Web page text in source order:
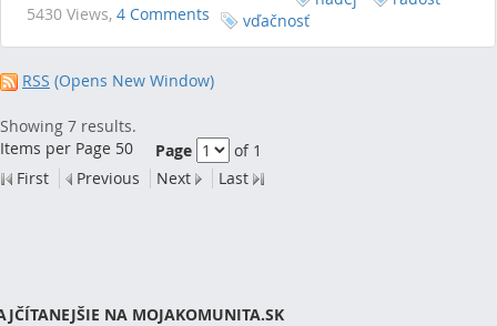
5430 Views, 4 Comments
vďačnosť
RSS (Opens New Window)
Showing 7 results.
Items per Page 50
Page
of 1
First
Previous Next Last
NA MOJAKOMUNITA.SK